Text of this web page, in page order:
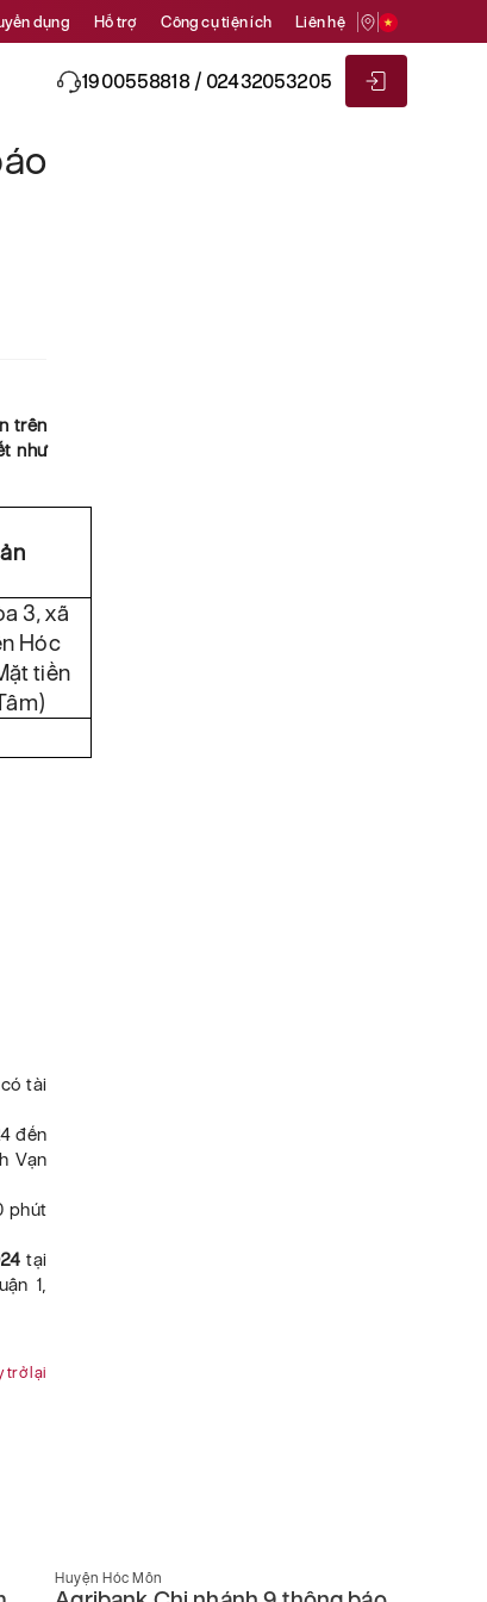
dụng Hỗ trợ Công cụ tiện ích Liên hệ
1900558818 / 02432053205
trên
như
3, xã
Hóc
tiền
tài
đến
Vạn
phút
tại
1,
trở lại
Huyện Hóc Môn